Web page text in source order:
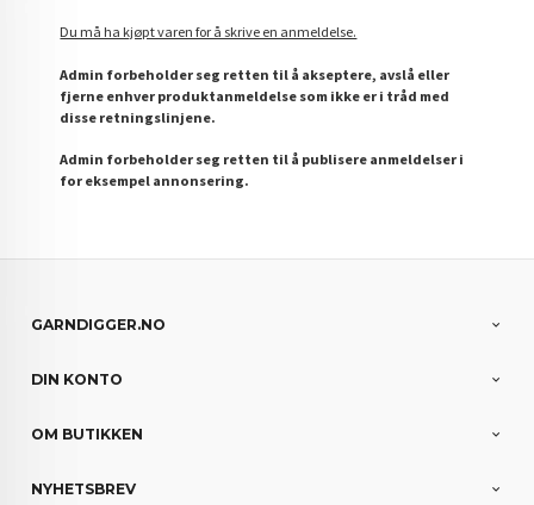
Du må ha kjøpt varen for å skrive en anmeldelse.
Admin forbeholder seg retten til å akseptere, avslå eller
fjerne enhver produktanmeldelse som ikke er i tråd med
disse retningslinjene.
Admin forbeholder seg retten til å publisere anmeldelser i
for eksempel annonsering.
GARNDIGGER.NO
DIN KONTO
OM BUTIKKEN
NYHETSBREV